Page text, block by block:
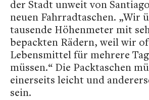
der Stadt unweit von
neuen Fahrradtaschen. „Wir
tausende Höhenmeter mit
bepackten Rädern, weil wir
Lebensmittel für mehrere
müssen.“ Die Packtaschen
einerseits leicht und
sein.